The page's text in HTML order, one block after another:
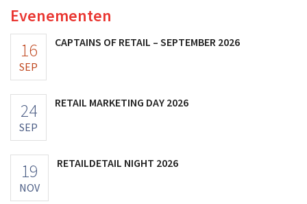
Evenementen
16
SEP
CAPTAINS OF RETAIL – SEPTEMBER 2026
24
SEP
RETAIL MARKETING DAY 2026
19
NOV
RETAILDETAIL NIGHT 2026